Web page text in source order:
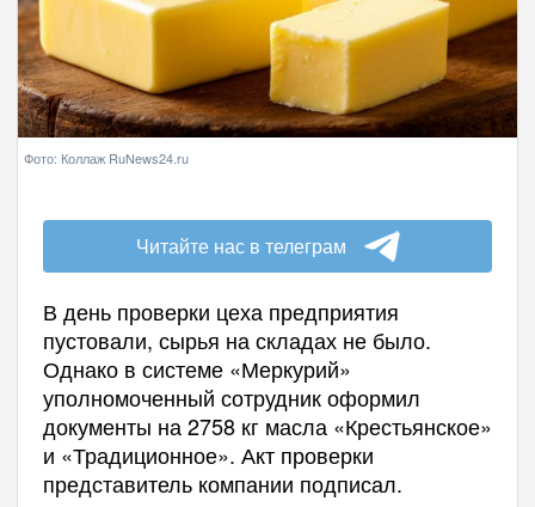
Фото: Коллаж RuNews24.ru
Читайте нас в телеграм
В день проверки цеха предприятия
пустовали, сырья на складах не было.
Однако в системе «Меркурий»
уполномоченный сотрудник оформил
документы на 2758 кг масла «Крестьянское»
и «Традиционное». Акт проверки
представитель компании подписал.